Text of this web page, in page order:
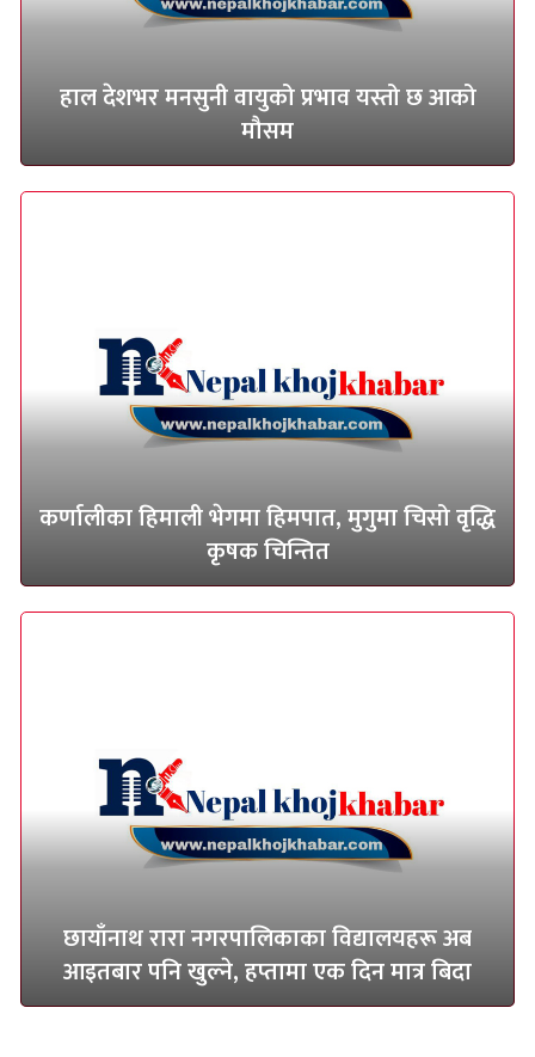
हाल देशभर मनसुनी वायुको प्रभाव यस्तो छ आको
मौसम
कर्णालीका हिमाली भेगमा हिमपात, मुगुमा चिसो वृद्धि
कृषक चिन्तित
छायाँनाथ रारा नगरपालिकाका विद्यालयहरू अब
आइतबार पनि खुल्ने, हप्तामा एक दिन मात्र बिदा